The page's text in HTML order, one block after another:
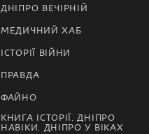
ДНІПРО ВЕЧІРНІЙ
МЕДИЧНИЙ ХАБ
ІСТОРІЇ ВІЙНИ
ПРАВДА
ФАЙНО
КНИГА ІСТОРІЇ. ДНІПРО
НАВІКИ. ДНІПРО У ВІКАХ